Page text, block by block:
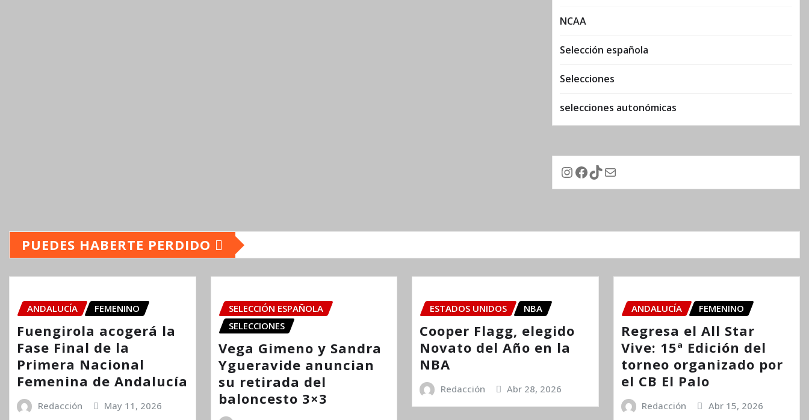
NCAA
Selección española
Selecciones
selecciones autonómicas
Instagram
Facebook
TikTok
Correo electrónico
PUEDES HABERTE PERDIDO
ANDALUCÍA FEMENINO
Fuengirola acogerá la
Fase Final de la
Primera Nacional
Femenina de Andalucía
Redacción May 11, 2026
SELECCIÓN ESPAÑOLA
SELECCIONES
Vega Gimeno y Sandra
Ygueravide anuncian
su retirada del
baloncesto 3×3
ESTADOS UNIDOS NBA
Cooper Flagg, elegido
Novato del Año en la
NBA
Redacción Abr 28, 2026
ANDALUCÍA FEMENINO
Regresa el All Star
Vive: 15ª Edición del
torneo organizado por
el CB El Palo
Redacción Abr 15, 2026